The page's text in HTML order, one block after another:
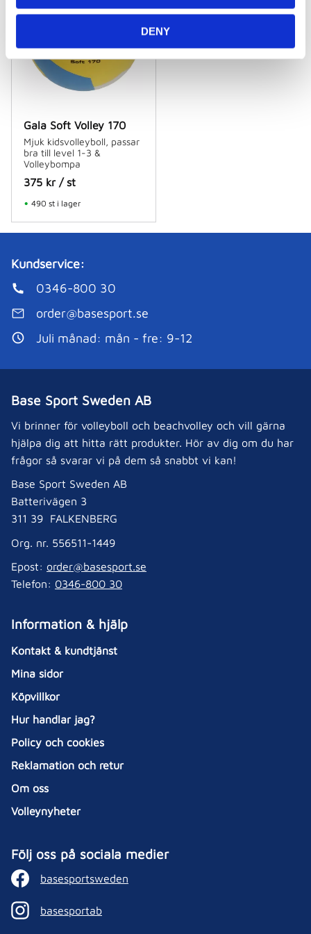
DENY
Gala Soft Volley 170
Mjuk kidsvolleyboll, passar
bra till level 1-3 &
Volleybompa
375kr / st
490 st i lager
Kundservice:
0346-800 30
order@basesport.se
Juli månad: mån - fre: 9-12
Base Sport Sweden AB
Vi brinner för volleyboll och beachvolley och vill gärna
hjälpa dig att hitta rätt produkter. Hör av dig om du har
frågor så svarar vi på dem så snabbt vi kan!
Base Sport Sweden AB
Batterivägen 3
311 39 FALKENBERG
Org. nr. 556511-1449
Epost: order@basesport.se
Telefon: 0346-800 30
Information & hjälp
Kontakt & kundtjänst
Mina sidor
Köpvillkor
Hur handlar jag?
Policy och cookies
Reklamation och retur
Om oss
Volleynyheter
Följ oss på sociala medier
basesportsweden
basesportab